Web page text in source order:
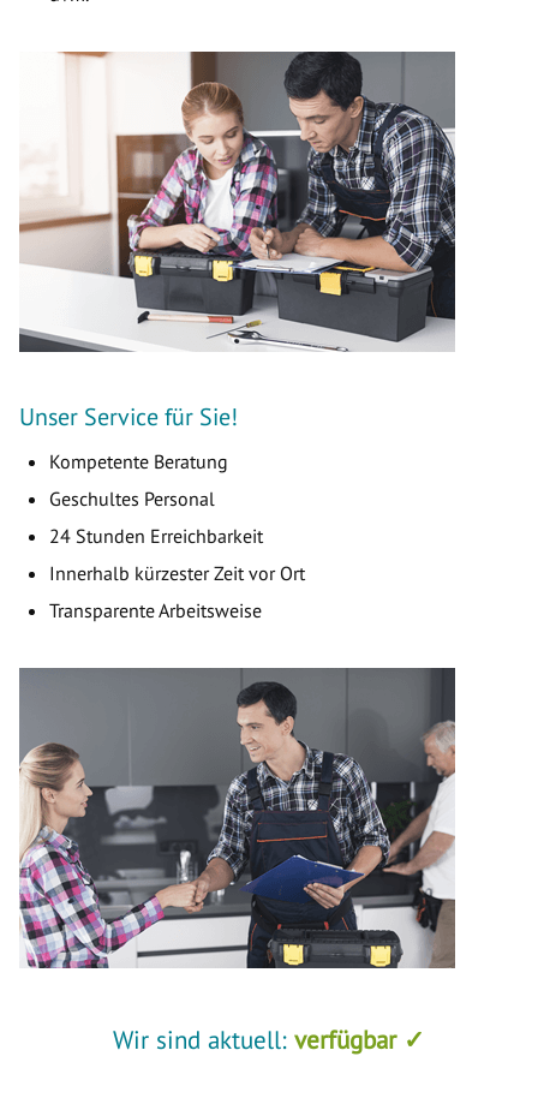
Unser Service für Sie!
Kompetente Beratung
Geschultes Personal
24 Stunden Erreichbarkeit
Innerhalb kürzester Zeit vor Ort
Transparente Arbeitsweise
Wir sind aktuell: verfügbar ✓